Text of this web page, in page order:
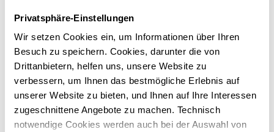
Privatsphäre-Einstellungen
Wir setzen Cookies ein, um Informationen über Ihren
Besuch zu speichern. Cookies, darunter die von
Drittanbietern, helfen uns, unsere Website zu
verbessern, um Ihnen das bestmögliche Erlebnis auf
unserer Website zu bieten, und Ihnen auf Ihre Interessen
zugeschnittene Angebote zu machen. Technisch
notwendige Cookies werden auch bei der Auswahl von
Anwendungen zu informieren und ggf. zu
testen:
Tens-Geräte
Aromatherapien
Bondingtuch
Kolostrumset